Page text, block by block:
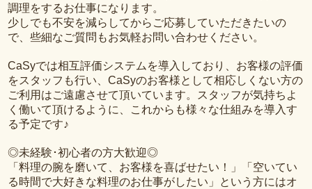
調理をするお仕事になります。
少しでも不安を減らしてからご応募していただきたいの
で、些細なご質問もお気軽お問い合わせください。
CaSyでは相互評価システムを導入しており、お客様の評価
をスタッフも行い、CaSyのお客様として相応しくない方の
ご利用はご遠慮させて頂いています。スタッフが気持ちよ
く働いて頂けるように、これからも様々な仕組みを導入す
る予定です♪
◎未経験･初心者の方大歓迎◎
「料理の腕を磨いて、お客様を喜ばせたい！」「空いてい
る時間で大好きな料理のお仕事がしたい」という方にはオ